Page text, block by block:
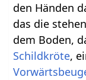
den Händen
das die
dem Boden,
Schildkröte,